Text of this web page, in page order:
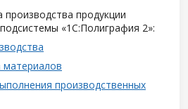
продукции
«1С:Полиграфия 2»:
материалов
производственных